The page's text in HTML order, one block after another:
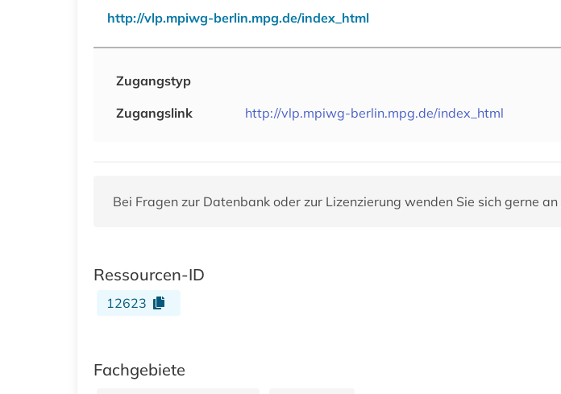
http://vlp.mpiwg-berlin.mpg.de/index_html
Zugangstyp
Zugangslink
http://vlp.mpiwg-berlin.mpg.de/index_html
Bei Fragen zur Datenbank oder zur Lizenzierung wenden Sie sich gerne an
Ressourcen-ID
12623
Fachgebiete